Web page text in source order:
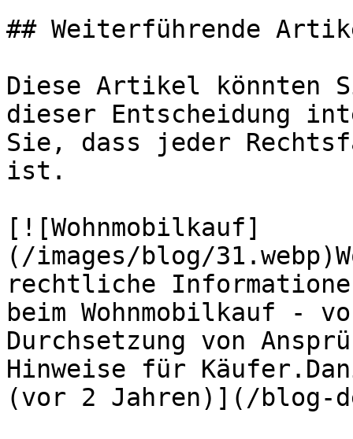
## Weiterführende
Diese Artikel könnten
dieser Entscheidung
Sie, dass jeder
ist.
[![Wohnmobilkauf]
(/images/blog/
rechtliche
beim Wohnmobilkauf -
Durchsetzung von
Hinweise für
(vor 2 Jahren)](/blog-